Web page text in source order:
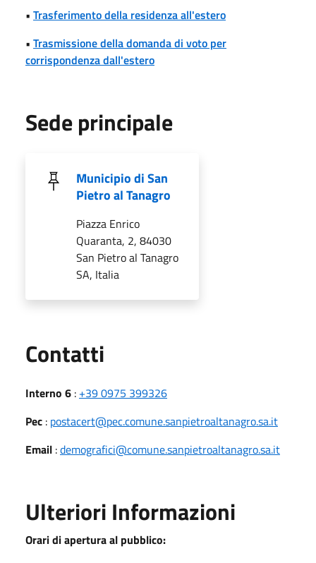
• Trasferimento della residenza all'estero
• Trasmissione della domanda di voto per
corrispondenza dall'estero
Sede principale
Municipio di San
Pietro al Tanagro
Piazza Enrico
Quaranta, 2, 84030
San Pietro al Tanagro
SA, Italia
Contatti
Interno 6 : +39 0975 399326
Pec : postacert@pec.comune.sanpietroaltanagro.sa.it
Email :demografici@comune.sanpietroaltanagro.sa.it
Ulteriori Informazioni
Orari di apertura al pubblico: